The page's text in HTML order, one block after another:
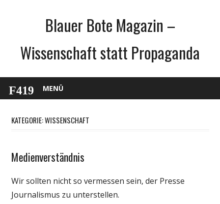
Blauer Bote Magazin –
Wissenschaft statt Propaganda
MENÜ
KATEGORIE: WISSENSCHAFT
Gesellschaft
Medien
Politik
Medienverständnis
Wir sollten nicht so vermessen sein, der Presse
Journalismus zu unterstellen.